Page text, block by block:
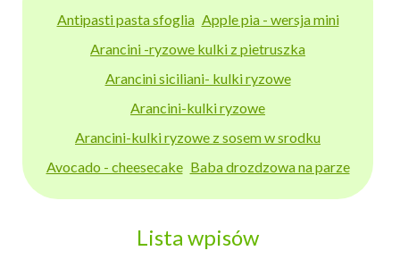
Antipasti pasta sfoglia Apple pia - wersja mini
Arancini -ryzowe kulki z pietruszka
Arancini siciliani- kulki ryzowe
Arancini-kulki ryzowe
Arancini-kulki ryzowe z sosem w srodku
Avocado - cheesecake Baba drozdzowa na parze
Lista wpisów